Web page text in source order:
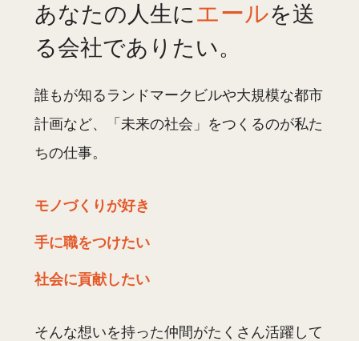
あなたの人生にエールを送
る会社でありたい。
誰もが知るランドマークビルや大規模な都市
計画など、「未来の社会」をつくるのが私た
ちの仕事。
モノづくりが好き
手に職をつけたい
社会に貢献したい
そんな想いを持った仲間がたくさん活躍して